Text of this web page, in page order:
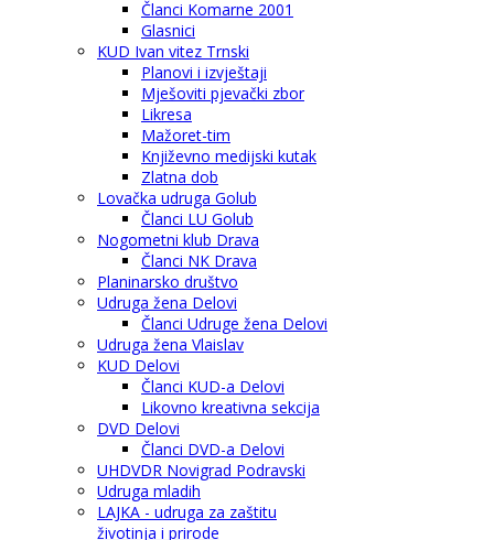
Članci Komarne 2001
Glasnici
KUD Ivan vitez Trnski
Planovi i izvještaji
Mješoviti pjevački zbor
Likresa
Mažoret-tim
Književno medijski kutak
Zlatna dob
Lovačka udruga Golub
Članci LU Golub
Nogometni klub Drava
Članci NK Drava
Planinarsko društvo
Udruga žena Delovi
Članci Udruge žena Delovi
Udruga žena Vlaislav
KUD Delovi
Članci KUD-a Delovi
Likovno kreativna sekcija
DVD Delovi
Članci DVD-a Delovi
UHDVDR Novigrad Podravski
Udruga mladih
LAJKA - udruga za zaštitu
životinja i prirode